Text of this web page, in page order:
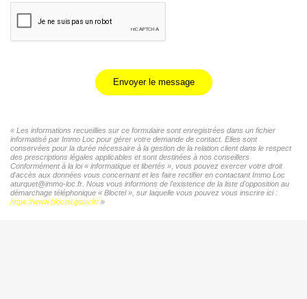
Envoyer le message
« Les informations recueillies sur ce formulaire sont enregistrées dans un fichier
informatisé par Immo Loc pour gérer votre demande de contact. Elles sont
conservées pour la durée nécessaire à la gestion de la relation client dans le respect
des prescriptions légales applicables et sont destinées à nos conseillers
Conformément à la loi « informatique et libertés », vous pouvez exercer votre droit
d'accès aux données vous concernant et les faire rectifier en contactant Immo Loc
aturquet@immo-loc.fr. Nous vous informons de l'existence de la liste d'opposition au
démarchage téléphonique « Bloctel », sur laquelle vous pouvez vous inscrire ici :
https://www.bloctel.gouv.fr/»